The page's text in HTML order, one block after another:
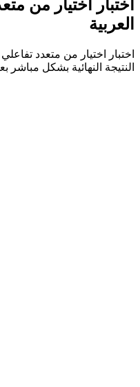
اختبار اختيار من
العربية
اختبار اختيار من متعدد
النتيجة النهائية بشكل مباشر